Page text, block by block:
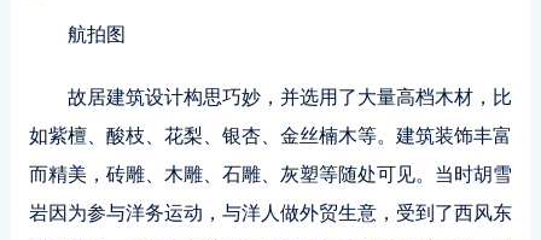
航拍图
故居建筑设计构思巧妙，并选用了大量高档木材，比
如紫檀、酸枝、花梨、银杏、金丝楠木等。建筑装饰丰富
而精美，砖雕、木雕、石雕、灰塑等随处可见。当时胡雪
岩因为参与洋务运动，与洋人做外贸生意，受到了西风东